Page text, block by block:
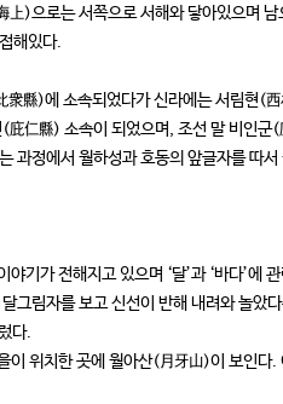
)으로는 서쪽으로 서해와 닿아있으며
해있다.
衆縣)에 소속되었다가 신라에는 서림현(
仁縣) 소속이 되었으며, 조선 말 비인
정에서 월하성과 호동의 앞글자를 따서
기가 전해지고 있으며 ‘달’과 ‘바다’에
그림자를 보고 신선이 반해 내려와 놀
다.
위치한 곳에 월아산(月牙山)이 보인다